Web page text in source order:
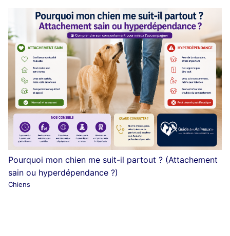
Pourquoi mon chien me suit-il partout ? (Attachement
sain ou hyperdépendance ?)
Chiens